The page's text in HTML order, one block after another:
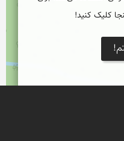
کلیک کنید!